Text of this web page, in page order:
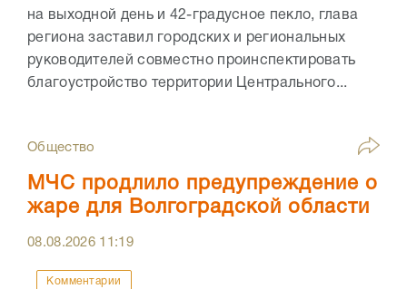
на выходной день и 42-градусное пекло, глава
региона заставил городских и региональных
руководителей совместно проинспектировать
благоустройство территории Центрального...
Общество
МЧС продлило предупреждение о
жаре для Волгоградской области
08.08.2026 11:19
Комментарии